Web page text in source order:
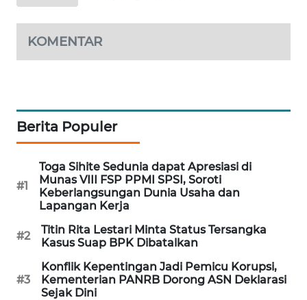
KOMENTAR
Berita Populer
#1
Toga Sihite Sedunia dapat Apresiasi di
Munas VIII FSP PPMI SPSI, Soroti
Keberlangsungan Dunia Usaha dan
Lapangan Kerja
#2
Titin Rita Lestari Minta Status Tersangka
Kasus Suap BPK Dibatalkan
#3
Konflik Kepentingan Jadi Pemicu Korupsi,
Kementerian PANRB Dorong ASN Deklarasi
Sejak Dini
ALPERKLINAS
TAMBANG
NEWS
NEWS
SIDIKALANG
NEWS
SIBARAGAS
NEWS